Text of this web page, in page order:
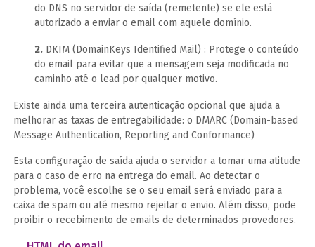
do DNS no servidor de saída (remetente) se ele está
autorizado a enviar o email com aquele domínio.
2. DKIM (DomainKeys Identified Mail) : Protege o conteúdo
do email para evitar que a mensagem seja modificada no
caminho até o lead por qualquer motivo.
Existe ainda uma terceira autenticação opcional que ajuda a
melhorar as taxas de entregabilidade: o DMARC (Domain-based
Message Authentication, Reporting and Conformance)
Esta configuração de saída ajuda o servidor a tomar uma atitude
para o caso de erro na entrega do email. Ao detectar o
problema, você escolhe se o seu email será enviado para a
caixa de spam ou até mesmo rejeitar o envio. Além disso, pode
proibir o recebimento de emails de determinados provedores.